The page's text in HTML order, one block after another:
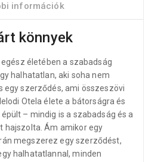
információk
könnyek
egész életében a szabadság
halhatatlan, aki soha nem
egy szerződés, ami összeszövi
Otela élete a bátorságra és
– mindig is a szabadság és a
hajszolta. Ám amikor egy
megszerez egy szerződést,
halhatatlannal, minden